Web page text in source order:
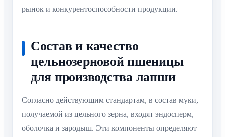
рынок и конкурентоспособности продукции.
Состав и качество
цельнозерновой пшеницы
для производства лапши
Согласно действующим стандартам, в состав муки,
получаемой из цельного зерна, входят эндосперм,
оболочка и зародыш. Эти компоненты определяют